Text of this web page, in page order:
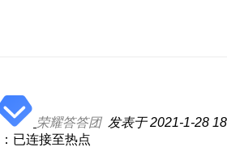
荣耀答答团 发表于 2021-1-28
已连接至热点